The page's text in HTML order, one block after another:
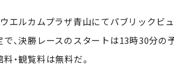
エルカムプラザ青山にてパブリックビ
、決勝レースのスタートは13時30分の
・観覧料は無料だ。